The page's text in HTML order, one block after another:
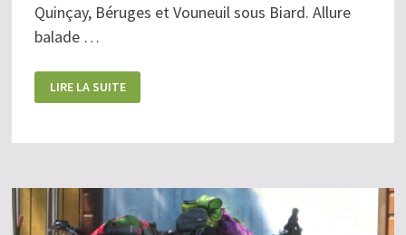
Quinçay, Béruges et Vouneuil sous Biard. Allure
balade …
À
VÉLO
16
LIRE LA SUITE